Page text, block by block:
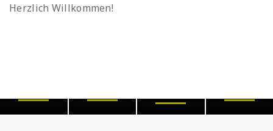
Herzlich Willkommen!